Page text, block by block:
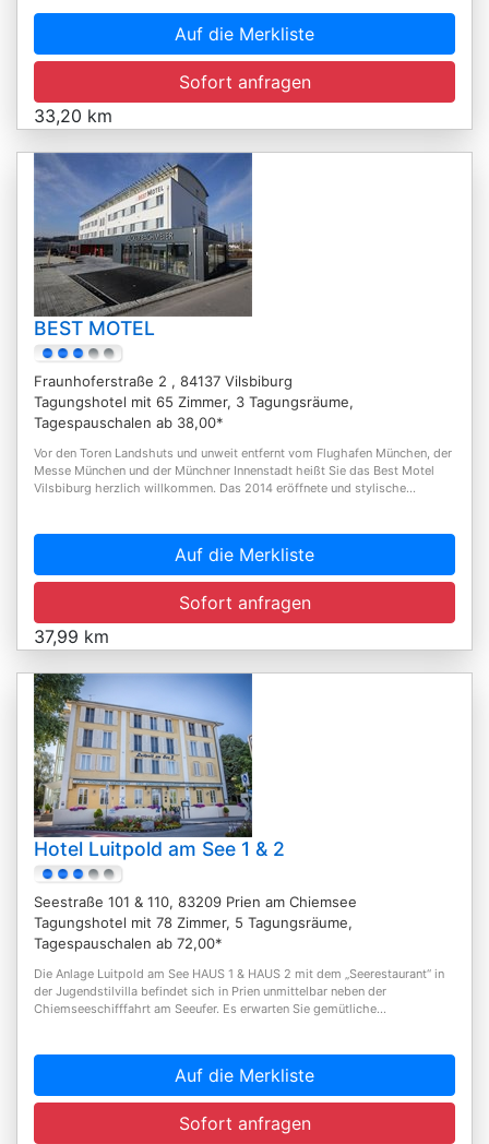
Auf die Merkliste
Sofort anfragen
33,20 km
BEST MOTEL
Fraunhoferstraße 2 , 84137 Vilsbiburg
Tagungshotel mit 65 Zimmer, 3 Tagungsräume,
Tagespauschalen ab 38,00*
Vor den Toren Landshuts und unweit entfernt vom Flughafen München, der
Messe München und der Münchner Innenstadt heißt Sie das Best Motel
Vilsbiburg herzlich willkommen. Das 2014 eröffnete und stylische...
Auf die Merkliste
Sofort anfragen
37,99 km
Hotel Luitpold am See 1 & 2
Seestraße 101 & 110, 83209 Prien am Chiemsee
Tagungshotel mit 78 Zimmer, 5 Tagungsräume,
Tagespauschalen ab 72,00*
Die Anlage Luitpold am See HAUS 1 & HAUS 2 mit dem „Seerestaurant“ in
der Jugendstilvilla befindet sich in Prien unmittelbar neben der
Chiemseeschifffahrt am Seeufer. Es erwarten Sie gemütliche...
Auf die Merkliste
Sofort anfragen